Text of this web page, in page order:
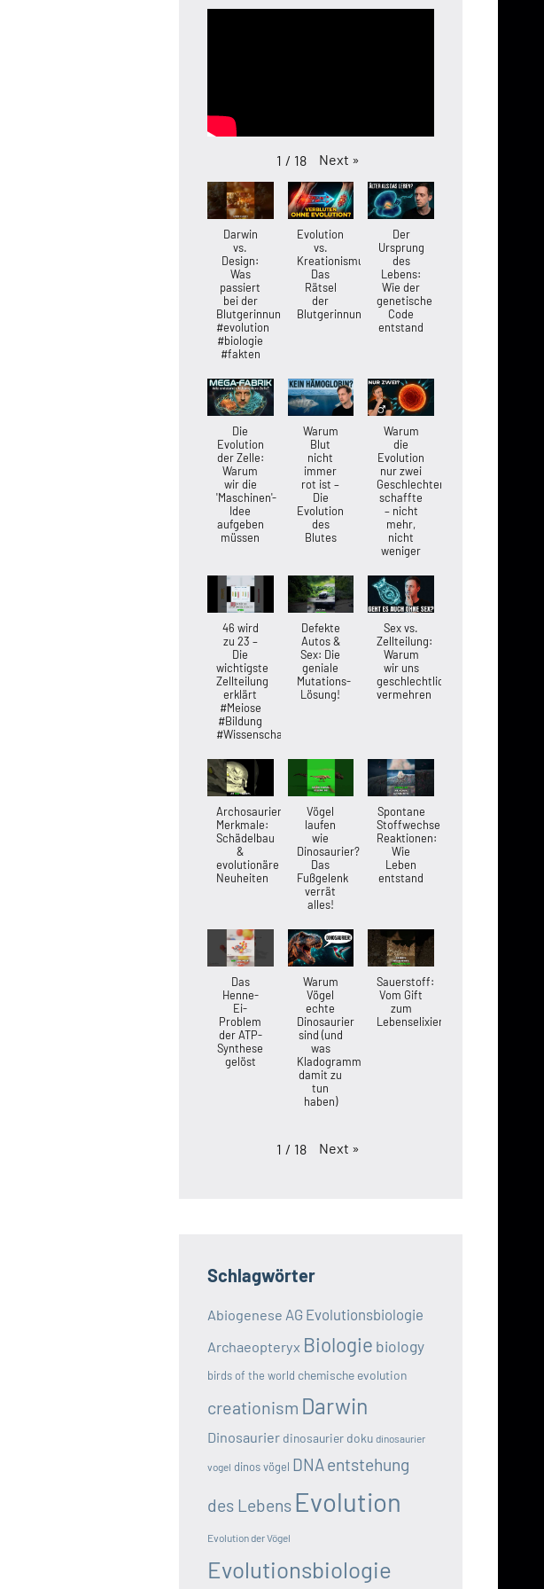
1 / 18 Next »
Darwin
vs.
Design:
Was
passiert
bei der
Blutgerinnung?
#evolution
#biologie
#fakten
Evolution
vs.
Kreationismus:
Das
Rätsel
der
Blutgerinnung
Der
Ursprung
des
Lebens:
Wie der
genetische
Code
entstand
Die
Evolution
der Zelle:
Warum
wir die
'Maschinen'-
Idee
aufgeben
müssen
Warum
Blut
nicht
immer
rot ist –
Die
Evolution
des
Blutes
Warum
die
Evolution
nur zwei
Geschlechter
schaffte
– nicht
mehr,
nicht
weniger
46 wird
zu 23 –
Die
wichtigste
Zellteilung
erklärt
#Meiose
#Bildung
#Wissenschaft
Defekte
Autos &
Sex: Die
geniale
Mutations-
Lösung!
Sex vs.
Zellteilung:
Warum
wir uns
geschlechtlich
vermehren
Archosaurier-
Merkmale:
Schädelbau
&
evolutionäre
Neuheiten
Vögel
laufen
wie
Dinosaurier?
Das
Fußgelenk
verrät
alles!
Spontane
Stoffwechsel-
Reaktionen:
Wie
Leben
entstand
Das
Henne-
Ei-
Problem
der ATP-
Synthese
gelöst
Warum
Vögel
echte
Dinosaurier
sind (und
was
Kladogramme
damit zu
tun
haben)
Sauerstoff:
Vom Gift
zum
Lebenselixier
1 / 18 Next »
Schlagwörter
Abiogenese AG Evolutionsbiologie
Archaeopteryx Biologie biology
birds of the world chemische evolution
creationism Darwin
Dinosaurier dinosaurier doku dinosaurier
vogel dinos vögel DNAentstehung
des Lebens Evolution
Evolution der Vögel
Evolutionsbiologie